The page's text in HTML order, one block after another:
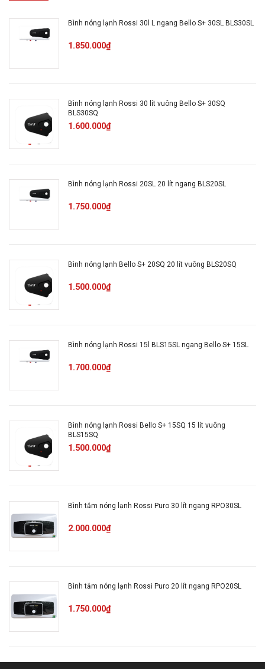
Nhiệt độ làm việc tối đa
Áp suất làm việc tối đa 8bar
Chỉ số bảo vệ chống xâm
Khối lượng tịnh 6kg
Bình nóng lạnh Rossi 30l L ngang Bello S+ 30SL BLS30SL
1.850.000₫
Bình nóng lạnh Rossi 30 lít vuông Bello S+ 30SQ
BLS30SQ
1.600.000₫
Bình nóng lạnh Rossi 20SL 20 lít ngang BLS20SL
1.750.000₫
Bình nóng lạnh Bello S+ 20SQ 20 lít vuông BLS20SQ
1.500.000₫
Bình nóng lạnh Rossi 15l BLS15SL ngang Bello S+ 15SL
1.700.000₫
Bình nóng lạnh Rossi Bello S+ 15SQ 15 lít vuông
BLS15SQ
1.500.000₫
Bình tắm nóng lạnh Rossi Puro 30 lít ngang RPO30SL
2.000.000₫
Bình tắm nóng lạnh Rossi Puro 20 lít ngang RPO20SL
1.750.000₫